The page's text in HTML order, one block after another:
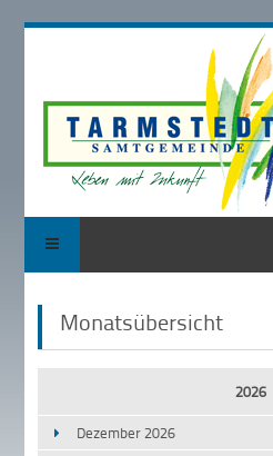
Monatsübersicht
2026
Dezember 2026